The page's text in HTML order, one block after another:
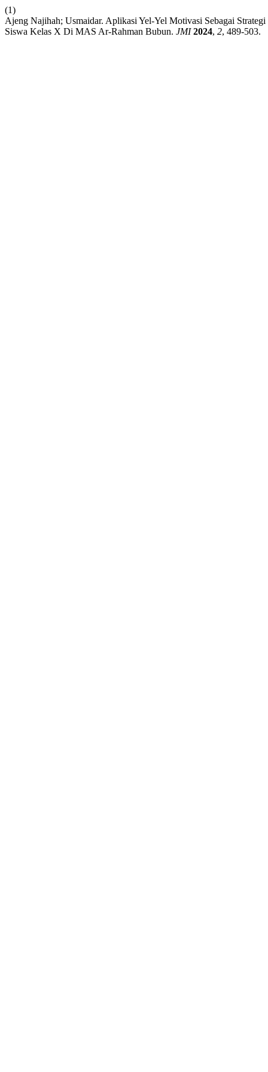
(1)
Ajeng Najihah; Usmaidar. Aplikasi Yel-Yel Motivasi Sebagai
Siswa Kelas X Di MAS Ar-Rahman Bubun. JMI 2024, 2, 489-503.